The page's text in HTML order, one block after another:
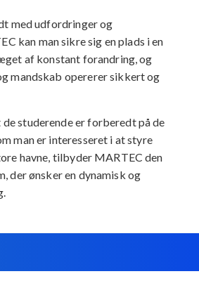
med udfordringer og
kan man sikre sig en plads i en
af konstant forandring, og
mandskab opererer sikkert og
studerende er forberedt på de
man er interesseret i at styre
havne, tilbyder MARTEC den
der ønsker en dynamisk og